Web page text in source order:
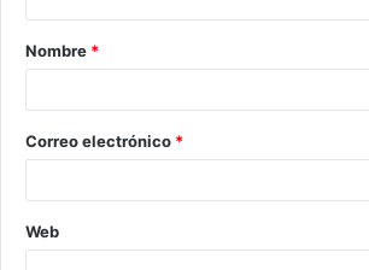
Nombre *
Correo electrónico *
Web